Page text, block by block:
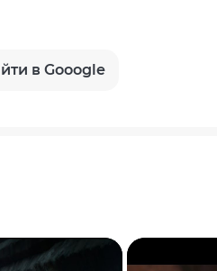
в Gooogle